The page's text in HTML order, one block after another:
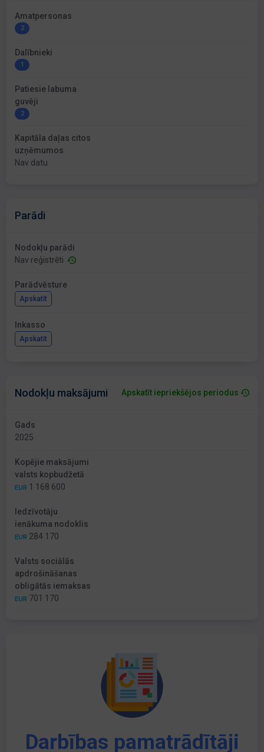
Amatpersonas
2
Dalībnieki
1
Patiesie labuma
guvēji
2
Kapitāla daļas citos
uzņēmumos
Nav datu
Parādi
Nodokļu parādi
Nav reģistrēti
Parādvēsture
Apskatīt
Inkasso
Apskatīt
Nodokļu maksājumi Apskatīt iepriekšējos periodus
Gads
2025
Kopējie maksājumi
valsts kopbudžetā
EUR 1 168 600
Iedzīvotāju
ienākuma nodoklis
EUR 284 170
Valsts sociālās
apdrošināšanas
obligātās iemaksas
EUR 701 170
Darbības pamatrādītāji